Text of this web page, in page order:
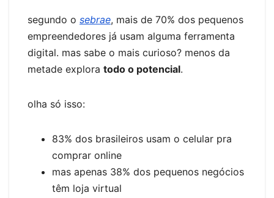
segundo o sebrae, mais de 70% dos pequenos
empreendedores já usam alguma ferramenta
digital. mas sabe o mais curioso? menos da
metade explora todo o potencial.
olha só isso:
83% dos brasileiros usam o celular pra
comprar online
mas apenas 38% dos pequenos negócios
têm loja virtual